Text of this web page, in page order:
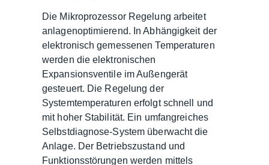
Die Mikroprozessor Regelung arbeitet
anlagenoptimierend. In Abhängigkeit der
elektronisch gemessenen Temperaturen
werden die elektronischen
Expansionsventile im Außengerät
gesteuert. Die Regelung der
Systemtemperaturen erfolgt schnell und
mit hoher Stabilität. Ein umfangreiches
Selbstdiagnose-System überwacht die
Anlage. Der Betriebszustand und
Funktionsstörungen werden mittels